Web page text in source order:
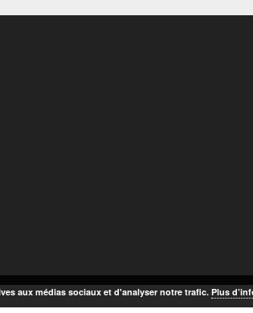
aux médias sociaux et d'analyser notre trafic. Plus